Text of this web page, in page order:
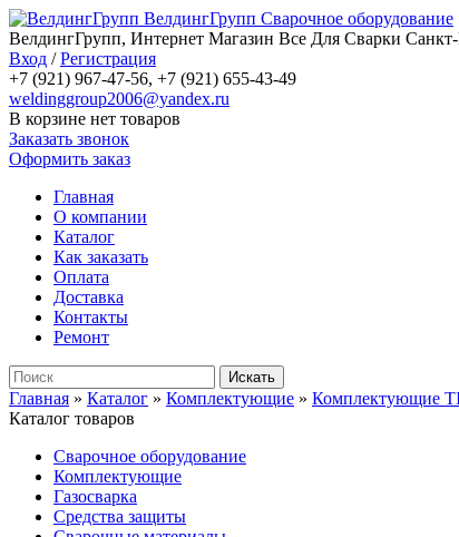
ВелдингГрупп Сварочное оборудование
ВелдингГрупп, Интернет Магазин Все Для Сварки Санкт-
Вход /Регистрация
+7 (921) 967-47-56, +7 (921) 655-43-49
weldinggroup2006@yandex.ru
В корзине нет товаров
Заказать звонок
Оформить заказ
Главная
О компании
Каталог
Как заказать
Оплата
Доставка
Контакты
Ремонт
Главная » Каталог » Комплектующие » Комплектующие
Каталог товаров
Сварочное оборудование
Комплектующие
Газосварка
Средства защиты